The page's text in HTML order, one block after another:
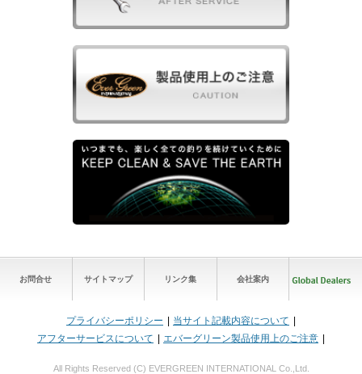
お問合せ サイトマップ リンク集 会社案内
プライバシーポリシー
当サイト記載内容について
アフターサービスについて
エバーグリーン製品使用上のご注意
All Rights Reserved (C) EVERGREEN INTERNATIONAL Co.,Ltd.